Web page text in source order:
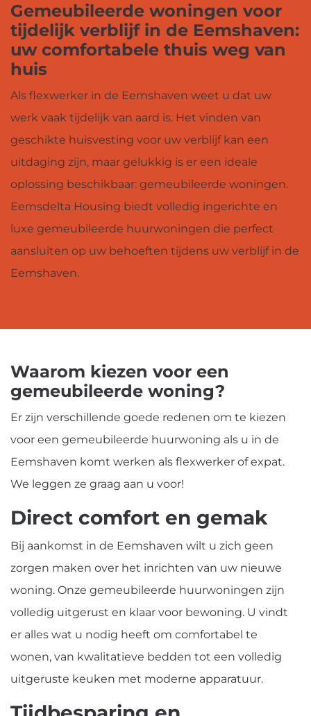
Gemeubileerde woningen voor
tijdelijk verblijf in de Eemshaven:
uw comfortabele thuis weg van
huis
Als flexwerker in de Eemshaven weet u dat uw
werk vaak tijdelijk van aard is. Het vinden van
geschikte huisvesting voor uw verblijf kan een
uitdaging zijn, maar gelukkig is er een ideale
oplossing beschikbaar: gemeubileerde woningen.
Eemsdelta Housing biedt volledig ingerichte en
luxe gemeubileerde huurwoningen die perfect
aansluiten op uw behoeften tijdens uw verblijf in de
Eemshaven.
Waarom kiezen voor een
gemeubileerde woning?
Er zijn verschillende goede redenen om te kiezen
voor een gemeubileerde huurwoning als u in de
Eemshaven komt werken als flexwerker of expat.
We leggen ze graag aan u voor!
Direct comfort en gemak
Bij aankomst in de Eemshaven wilt u zich geen
zorgen maken over het inrichten van uw nieuwe
woning. Onze gemeubileerde huurwoningen zijn
volledig uitgerust en klaar voor bewoning. U vindt
er alles wat u nodig heeft om comfortabel te
wonen, van kwalitatieve bedden tot een volledig
uitgeruste keuken met moderne apparatuur.